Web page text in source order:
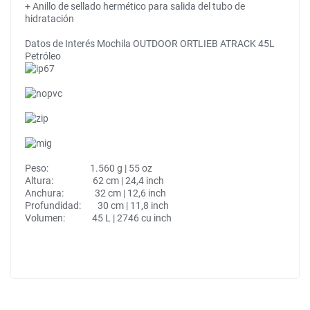
+ Anillo de sellado hermético para salida del tubo de
hidratación
Datos de Interés Mochila OUTDOOR ORTLIEB ATRACK 45L
Petróleo
Peso: 1.560 g | 55 oz
Altura: 62 cm | 24,4 inch
Anchura: 32 cm | 12,6 inch
Profundidad: 30 cm | 11,8 inch
Volumen: 45 L | 2746 cu inch